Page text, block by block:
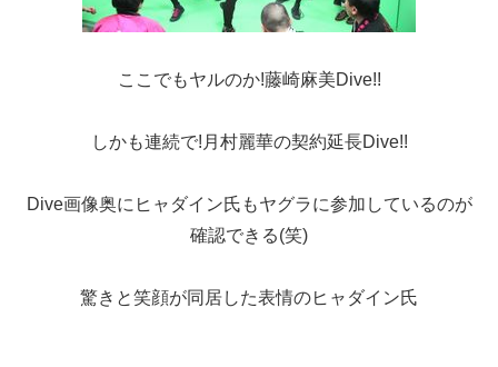
ここでもヤルのか!藤崎麻美Dive!!
しかも連続で!月村麗華の契約延長Dive!!
Dive画像奥にヒャダイン氏もヤグラに参加しているのが
確認できる(笑)
驚きと笑顔が同居した表情のヒャダイン氏